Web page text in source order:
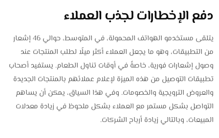
دفع الإخطارات لجذب العملاء
يتلقى مستخدمو الهواتف المحمولة، في المتوسط، حوالي 46 إشعار
من التطبيقات، وهو ما يجعل العملاء أكثر ميلًا لطلب المنتجات عند
وصول إشعارات فورية، خاصةً في أوقات تناول الطعام. يستفيد أصحاب
تطبيقات التوصيل من هذه الميزة لإعلام عملائهم بالمنتجات الجديدة
والعروض الترويجية والخصومات. وفي هذا السياق، يمكن أن يساهم
التواصل بشكل مستمر مع العملاء بشكل ملحوظ في زيادة معدلات
المبيعات، وبالتالي زيادة أرباح الشركات.